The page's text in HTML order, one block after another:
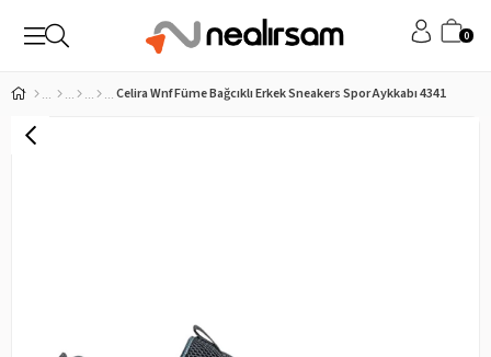
0
Celira Wnf Füme Bağcıklı Erkek Sneakers Spor Aykkabı 4341